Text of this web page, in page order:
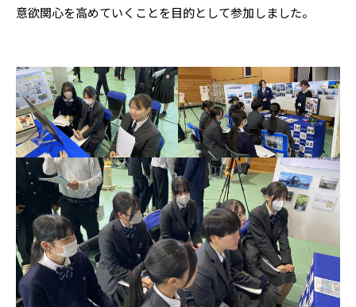
意欲関心を高めていくことを目的として参加しました。